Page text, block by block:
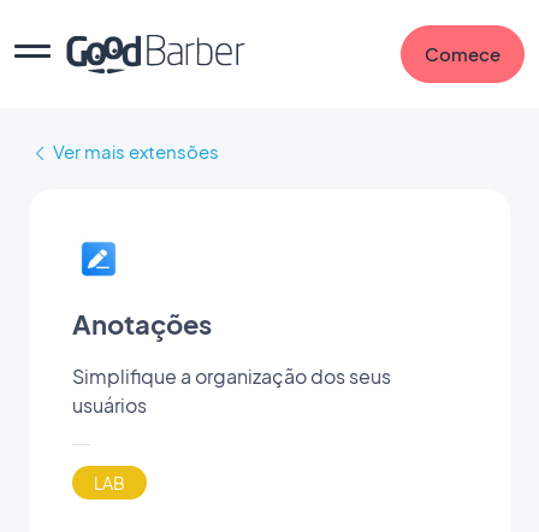
Comece
Ver mais extensões
Anotações
Simplifique a organização dos seus
usuários
LAB